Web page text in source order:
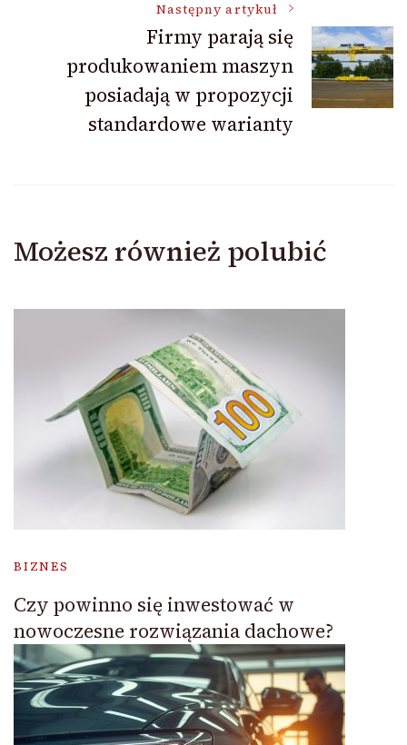
Następny artykuł
Firmy parają się
produkowaniem maszyn
posiadają w propozycji
standardowe warianty
Możesz również polubić
BIZNES
Czy powinno się inwestować w
nowoczesne rozwiązania dachowe?